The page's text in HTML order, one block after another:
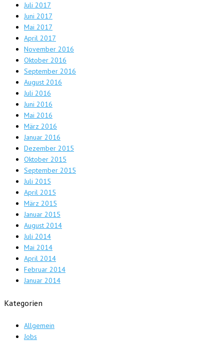
Juli 2017
Juni 2017
Mai 2017
April 2017
November 2016
Oktober 2016
September 2016
August 2016
Juli 2016
Juni 2016
Mai 2016
März 2016
Januar 2016
Dezember 2015
Oktober 2015
September 2015
Juli 2015
April 2015
März 2015
Januar 2015
August 2014
Juli 2014
Mai 2014
April 2014
Februar 2014
Januar 2014
Kategorien
Allgemein
Jobs